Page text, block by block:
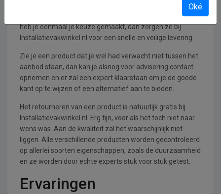
zoals Radson en het erg bekende Jaeger, maar hiernaast
nog veel meer. Kwaliteit genoeg dus om uit te kiezen en
heb je eenmaal je keuze gemaakt, dan zorgen ze bij
Installatievakwinkel.nl voor een snelle en veilige levering.
Zie je een product dat je wel had verwacht niet tussen het
aanbod staan, dan kan je alsnog voor advisering contact
opnemen en er zal een expert klaarstaan om je de goede
kant op te wijzen of een alternatief aan te bieden.
Het retourneren van een product is natuurlijk gratis bij
Installatievakwinkel.nl. Erg fijn, voor als het toch niet naar
wens was. Aan de kwaliteit zal het waarschijnlijk niet
liggen. Alle verschillende producten worden gecontroleerd
op allerlei soorten eigenschappen, zoals de duurzaamheid
en ze worden door echte experts stuk voor stuk getest.
Ervaringen
Oké